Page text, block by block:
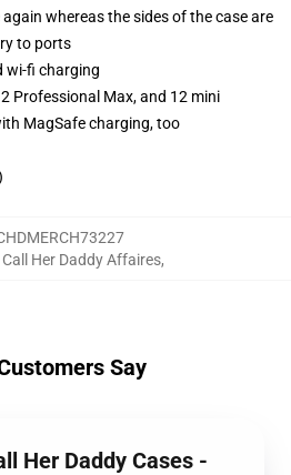
whereas the sides of the case are
to ports
wi-fi charging
Professional Max, and 12 mini
MagSafe charging, too
Call Her Daddy Affaires,
Say
Her Daddy Cases -